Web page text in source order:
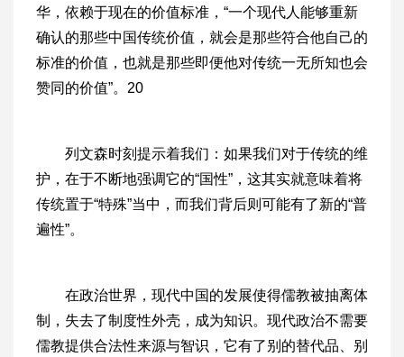
华，依赖于现在的价值标准，“一个现代人能够重新
确认的那些中国传统价值，就会是那些符合他自己的
标准的价值，也就是那些即便他对传统一无所知也会
赞同的价值”。20
列文森时刻提示着我们：如果我们对于传统的维
护，在于不断地强调它的“国性”，这其实就意味着将
传统置于“特殊”当中，而我们背后则可能有了新的“普
遍性”。
在政治世界，现代中国的发展使得儒教被抽离体
制，失去了制度性外壳，成为知识。现代政治不需要
儒教提供合法性来源与智识，它有了别的替代品、别